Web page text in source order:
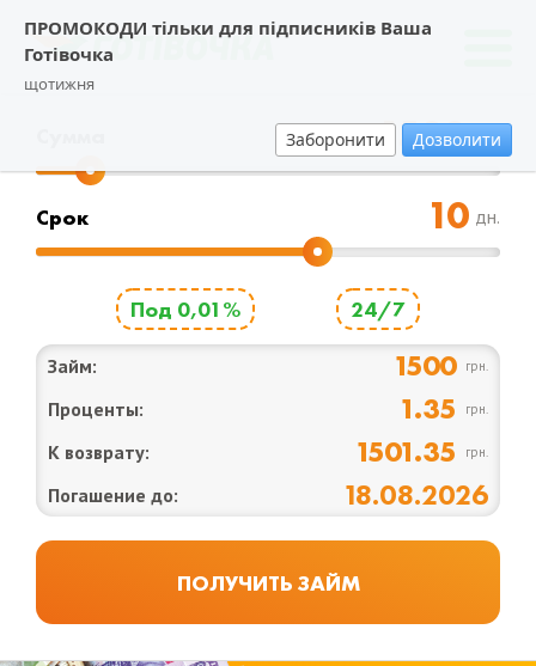
ПРОМОКОДИ тільки для підписників Ваша
Готівочка
щотижня
Заборонити Дозволити
грн.
Срок дн.
Под 0,01% 24/7
Займ: 1500 грн.
Проценты: 1.35 грн.
К возврату: 1501.35 грн.
Погашение до: 18.08.2026